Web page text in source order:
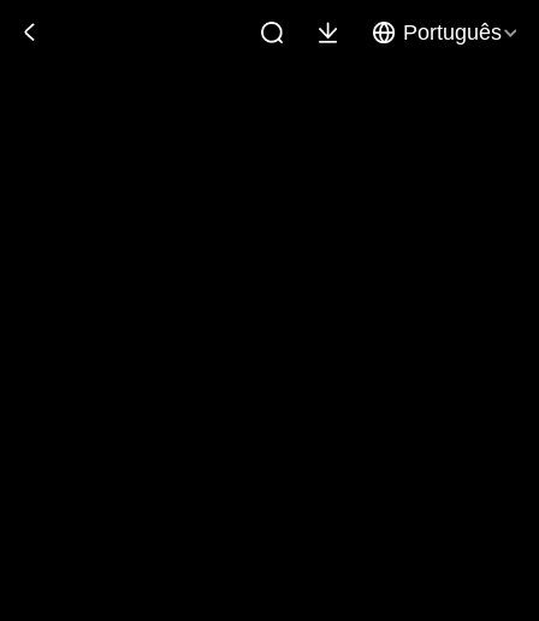
Português